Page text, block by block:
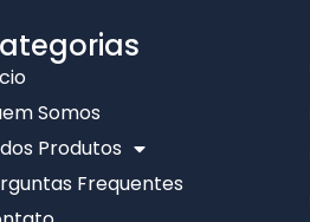
Somos
Produtos
Frequentes